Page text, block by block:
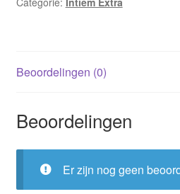
Beoordelingen (0)
Beoordelingen
Er zijn nog geen